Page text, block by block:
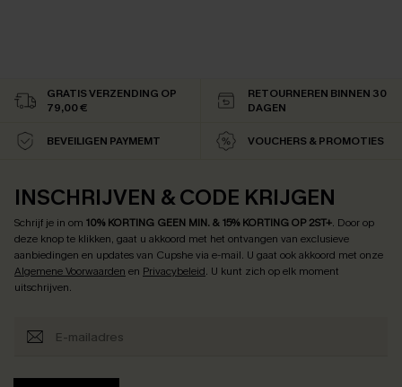
GRATIS VERZENDING OP
79,00 €
RETOURNEREN BINNEN 30
DAGEN
BEVEILIGEN PAYMEMT VOUCHERS & PROMOTIES
INSCHRIJVEN & CODE KRIJGEN
Schrijf je in om 10% KORTING GEEN MIN. & 15% KORTING OP 2ST+. Door op
deze knop te klikken, gaat u akkoord met het ontvangen van exclusieve
aanbiedingen en updates van Cupshe via e-mail. U gaat ook akkoord met onze
Algemene Voorwaarden en Privacybeleid. U kunt zich op elk moment
uitschrijven.